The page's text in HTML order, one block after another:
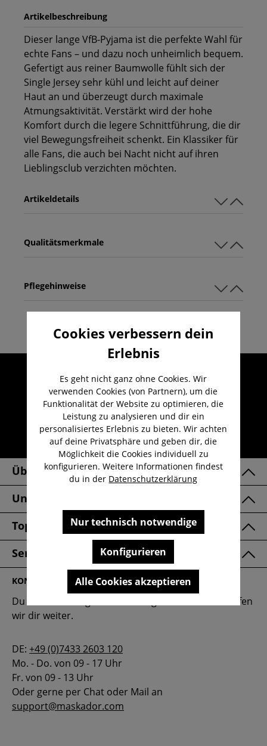
Artikelbeschreibung
Dieser lange VfB-Pyjama ist die perfekte Wahl für
echte Fans – und dazu noch unheimlich bequem.
Gefertigt aus reiner Baumwolle fühlt sich der
Single Jersey sehr kühl und leicht auf deiner
Haut an und überzeugt durch maximale
Atmungsaktivität. Verstärkt wird der hohe
Komfort durch die legere Schnittführung, die dir
viel Bewegungsfreiheit schenkt. Ein Klassiker für
alle Fans, die auch bei Nacht nicht auf ihren
Lieblingsclub verzichten möchten.
Qualitätsmerkmale
Artikeldetails
Pflegehinweise
Kauf auf Rechnung
Kostenloser Versand ab 29,-€
Lieferzeit 1-3 Werktage
30 Tage kostenlose Retoure
Über Uns
Unsere Marken
Top Kategorien
Service & FAQ
KONTAKT
Du hast eine Frage oder benötigst Hilfe? Gerne helfen
wir dir weiter.
DE: +49 (0)7433 2603 120
Mo. - Do. von 09 - 17 Uhr
Fr. von 09 - 13 Uhr
Oder gerne per Chat oder Mail an
support@maskador.com
Cookies verbessern dein
Erlebnis
Es geht nicht ganz ohne Cookies. Wir
verwenden Cookies (von Partnern), um die
Funktionalität der Website zu optimieren, die
Leistung zu analysieren und dir ein
personalisiertes Erlebnis zu bieten. Wir achten
auf deine Privatsphäre und geben dir, die
Möglichkeit die Cookies individuell zu
konfigurieren. Weitere Informationen findest
du in der Datenschutzerklärung
Nur technisch notwendige
Konfigurieren
Alle Cookies akzeptieren